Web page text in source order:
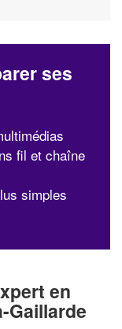
ses
fil et chaîne
simples
en
Gaillarde